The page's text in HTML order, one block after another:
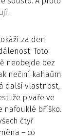
za den
Toto
neobejde bez
nečiní kahaům
další vlastnost,
pivaře ve
nafouklé bříško.
čtyř
– co